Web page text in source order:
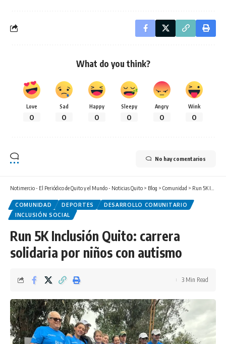
What do you think?
Love
0
Sad
0
Happy
0
Sleepy
0
Angry
0
Wink
0
No hay comentarios
Notimercio - El Periódico de Quito y el Mundo - Noticias Quito > Blog > Comunidad > Run 5K Inclusión Quito: carrera solidaria por niños con autismo
COMUNIDAD DEPORTES
DESARROLLO COMUNITARIO
INCLUSIÓN SOCIAL
Run 5K Inclusión Quito: carrera
solidaria por niños con autismo
3 Min Read